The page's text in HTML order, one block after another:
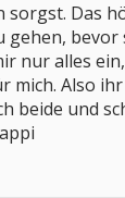
sorgst.
gehen,
nur alles
Also
beide und